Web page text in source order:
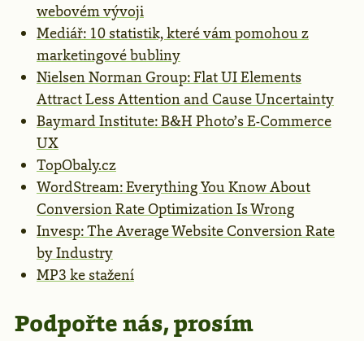
webovém vývoji
Mediář: 10 statistik, které vám pomohou z
marketingové bubliny
Nielsen Norman Group: Flat UI Elements
Attract Less Attention and Cause Uncertainty
Baymard Institute: B&H Photo’s E-Commerce
UX
TopObaly.cz
WordStream: Everything You Know About
Conversion Rate Optimization Is Wrong
Invesp: The Average Website Conversion Rate
by Industry
MP3 ke stažení
Podpořte nás, prosím